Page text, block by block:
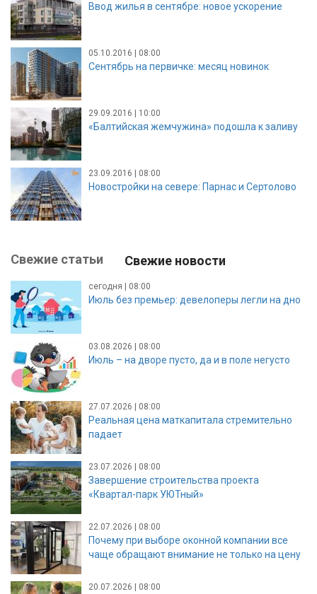
Ввод жилья в сентябре: новое ускорение
05.10.2016 | 08:00
Сентябрь на первичке: месяц новинок
29.09.2016 | 10:00
«Балтийская жемчужина» подошла к заливу
23.09.2016 | 08:00
Новостройки на севере: Парнас и Сертолово
Свежие статьи Свежие новости
сегодня | 08:00
Июль без премьер: девелоперы легли на дно
03.08.2026 | 08:00
Июль – на дворе пусто, да и в поле негусто
27.07.2026 | 08:00
Реальная цена маткапитала стремительно
падает
23.07.2026 | 08:00
Завершение строительства проекта
«Квартал-парк УЮТный»
22.07.2026 | 08:00
Почему при выборе оконной компании все
чаще обращают внимание не только на цену
20.07.2026 | 08:00